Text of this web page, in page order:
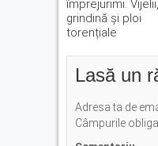
împrejurimi. Vijelii,
grindină și ploi
torențiale
Lasă un
Adresa ta de
Câmpurile